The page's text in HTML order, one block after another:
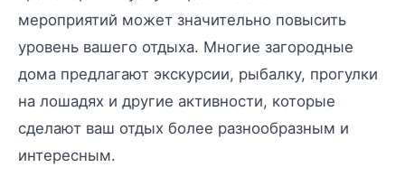
мероприятий может значительно повысить
уровень вашего отдыха. Многие загородные
дома предлагают экскурсии, рыбалку, прогулки
на лошадях и другие активности, которые
сделают ваш отдых более разнообразным и
интересным.